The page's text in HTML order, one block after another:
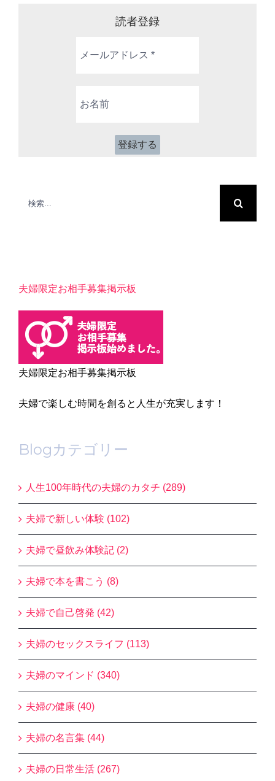
読者登録
ー
*
夫婦限定お相手募集掲示板
夫婦限定お相手募集掲示板
夫婦で楽しむ時間を創ると人生が充実します！
Blogカテゴリー
人生100年時代の夫婦のカタチ (289)
夫婦で新しい体験 (102)
夫婦で昼飲み体験記 (2)
夫婦で本を書こう (8)
夫婦で自己啓発 (42)
夫婦のセックスライフ (113)
夫婦のマインド (340)
夫婦の健康 (40)
夫婦の名言集 (44)
夫婦の日常生活 (267)